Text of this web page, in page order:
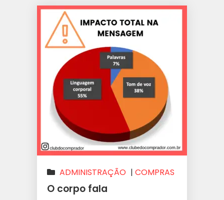
ADMINISTRAÇÃO | COMPRAS
|PESSOAS
O corpo fala